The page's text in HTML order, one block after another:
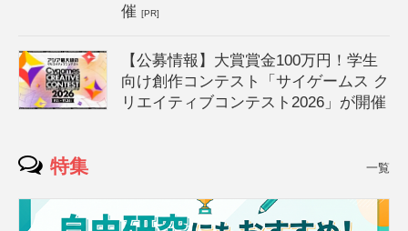
催[PR]
【公募情報】大賞賞金100万円！学生
向け創作コンテスト「サイゲームス ク
リエイティブコンテスト2026」が開催
特集 一覧